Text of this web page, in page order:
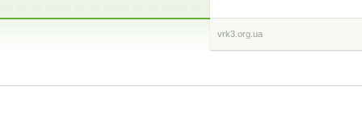
vrk3.org.ua